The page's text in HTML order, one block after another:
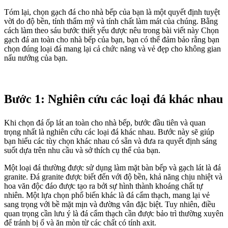
Tóm lại, chọn gạch đá cho nhà bếp của bạn là một quyết định tuyệt
vời do độ bền, tính thẩm mỹ và tính chất làm mát của chúng. Bằng
cách làm theo sáu bước thiết yếu được nêu trong bài viết này Chọn
gạch đá an toàn cho nhà bếp của bạn, bạn có thể đảm bảo rằng bạn
chọn đúng loại đá mang lại cả chức năng và vẻ đẹp cho không gian
nấu nướng của bạn.
Bước 1: Nghiên cứu các loại đá khác nhau
Khi chọn đá ốp lát an toàn cho nhà bếp, bước đầu tiên và quan
trọng nhất là nghiên cứu các loại đá khác nhau. Bước này sẽ giúp
bạn hiểu các tùy chọn khác nhau có sẵn và đưa ra quyết định sáng
suốt dựa trên nhu cầu và sở thích cụ thể của bạn.
Một loại đá thường được sử dụng làm mặt bàn bếp và gạch lát là đá
granite. Đá granite được biết đến với độ bền, khả năng chịu nhiệt và
hoa văn độc đáo được tạo ra bởi sự hình thành khoáng chất tự
nhiên. Một lựa chọn phổ biến khác là đá cẩm thạch, mang lại vẻ
sang trọng với bề mặt mịn và đường vân đặc biệt. Tuy nhiên, điều
quan trọng cần lưu ý là đá cẩm thạch cần được bảo trì thường xuyên
để tránh bị ố và ăn mòn từ các chất có tính axit.